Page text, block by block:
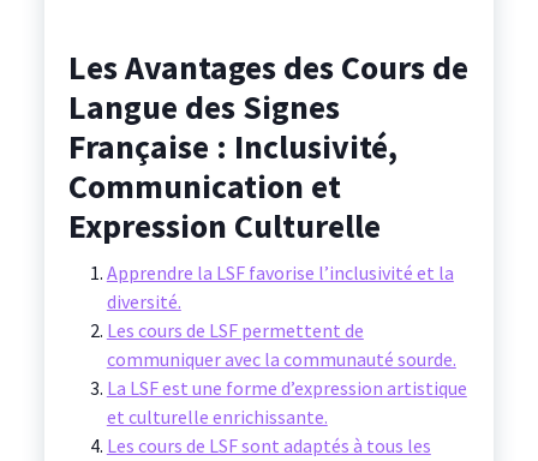
Les Avantages des Cours de
Langue des Signes
Française : Inclusivité,
Communication et
Expression Culturelle
Apprendre la LSF favorise l’inclusivité et la
diversité.
Les cours de LSF permettent de
communiquer avec la communauté sourde.
La LSF est une forme d’expression artistique
et culturelle enrichissante.
Les cours de LSF sont adaptés à tous les